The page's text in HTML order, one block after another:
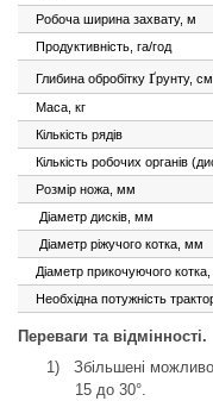
Робоча ширина захвату, м
Продуктивність, га/год
Глибина обробітку ґрунту, см
Маса, кг
Кількість рядів
Кількість робочих органів
Розмір ножа, мм
Діаметр дисків, мм
Діаметр ріжучого котка, мм
Діаметр прикочуючого
Необхідна потужність
Переваги та відмінності.
1)
Збільшені
15 до 30°.